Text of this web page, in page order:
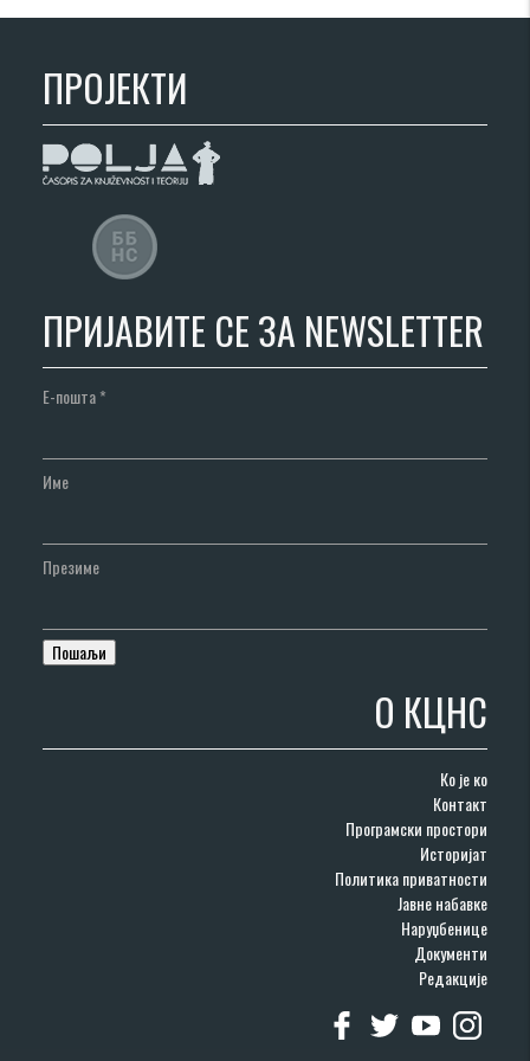
ПРОЈЕКТИ
ПРИЈАВИТЕ СЕ ЗА NEWSLETTER
Е-пошта*
Име
Презиме
О КЦНС
Ко је ко
Контакт
Програмски простори
Историјат
Политика приватности
Јавне набавке
Наруџбенице
Документи
Редакције